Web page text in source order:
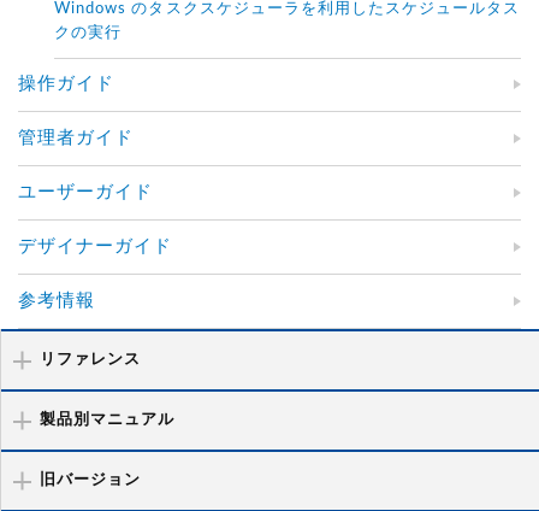
Windows のタスクスケジューラを利用したスケジュールタス
クの実行
操作ガイド
管理者ガイド
ユーザーガイド
デザイナーガイド
参考情報
リファレンス
製品別マニュアル
旧バージョン